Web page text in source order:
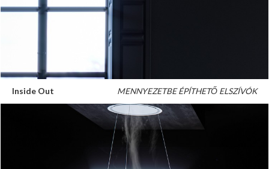
Inside Out MENNYEZETBE ÉPÍTHETŐ ELSZÍVÓK